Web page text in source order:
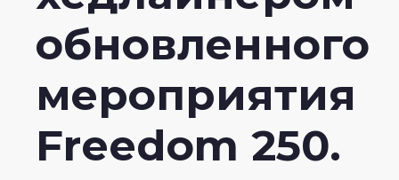
обновленного
мероприятия
Freedom 250.